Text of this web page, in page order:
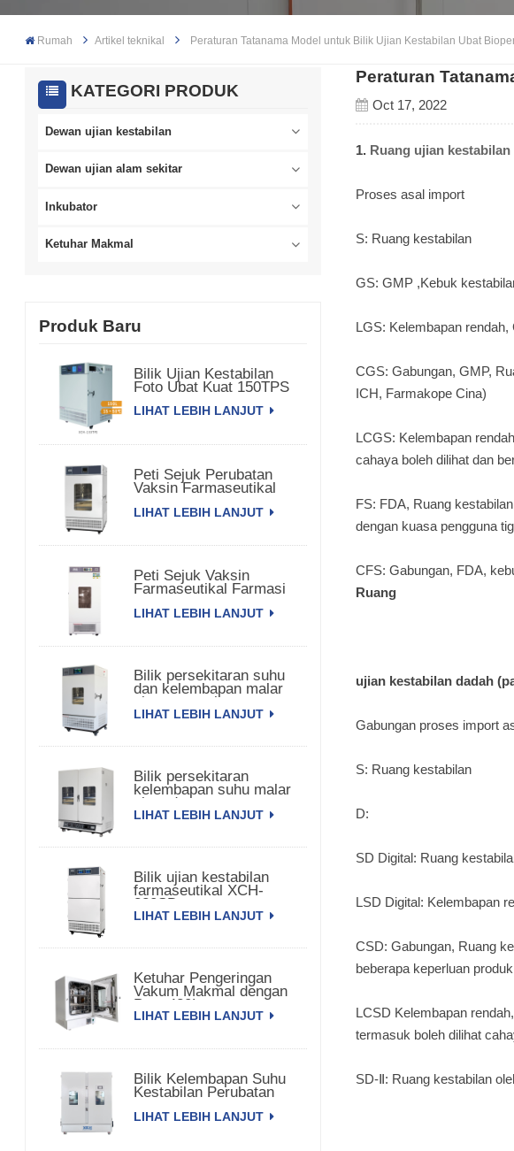
Rumah Artikel teknikal Peraturan Tatanama Model untuk Bilik Ujian Kestabilan Ubat
KATEGORI PRODUK
Dewan ujian kestabilan
Dewan ujian alam sekitar
Inkubator
Ketuhar Makmal
Produk Baru
Bilik Ujian Kestabilan
Foto Ubat Kuat 150TPS
LIHAT LEBIH LANJUT
Peti Sejuk Perubatan
Vaksin Farmaseutikal
LIHAT LEBIH LANJUT
Peti Sejuk Vaksin
Farmaseutikal Farmasi
LIHAT LEBIH LANJUT
Bilik persekitaran suhu
dan kelembapan malar
pintu tunggal
LIHAT LEBIH LANJUT
Bilik persekitaran
kelembapan suhu malar
pintu dua
LIHAT LEBIH LANJUT
Bilik ujian kestabilan
farmaseutikal XCH-
320SD
LIHAT LEBIH LANJUT
Ketuhar Pengeringan
Vakum Makmal dengan
Pam 420L
LIHAT LEBIH LANJUT
Bilik Kelembapan Suhu
Kestabilan Perubatan
LIHAT LEBIH LANJUT
Peraturan
Oct 17, 2022
1. Ruang ujian
Proses asal import
S: Ruang kestabilan
GS: GMP ,Kebuk
LGS: Kelembapan
CGS: Gabungan, GMP,
ICH, Farmakope Cina)
LCGS: Kelembapan
cahaya boleh dilihat dan
FS: FDA, Ruang
dengan kuasa pengguna
CFS: Gabungan, FDA,
Ruang
ujian kestabilan dadah
Gabungan proses import
S: Ruang kestabilan
D:
SD Digital: Ruang
LSD Digital: Kelembapan
CSD: Gabungan, Ruang
beberapa keperluan
LCSD Kelembapan
termasuk boleh dilihat
SD-Ⅱ: Ruang kestabilan